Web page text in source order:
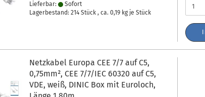
Lieferbar:
Sofort
Lagerbestand: 214 Stück , ca.0,19 kg je Stück
Netzkabel Europa CEE 7/7 auf C5,
0,75mm², CEE 7/7/IEC 60320 auf C5,
VDE, weiß, DINIC Box mit Euroloch,